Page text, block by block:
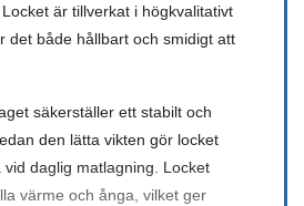
är tillverkat i högkvalitativt
det både hållbart och smidigt att
säkerställer ett stabilt och
den lätta vikten gör locket
daglig matlagning. Locket
värme och ånga, vilket ger